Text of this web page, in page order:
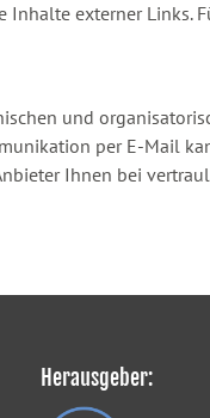
externer Links.
und
per E-Mail
Ihnen bei
Herausgeber: